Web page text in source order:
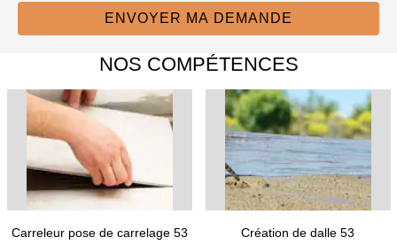
NOS COMPÉTENCES
Carreleur pose de carrelage 53 Création de dalle 53